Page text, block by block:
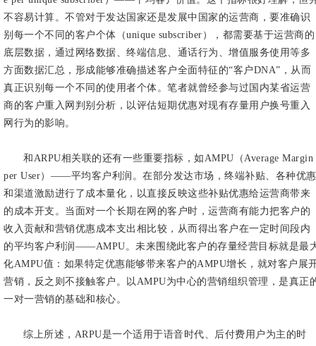
不容易计算。不管对于发达国家还是发展中国家的运营商，要准确识
别每一个不同的客户个体（unique subscriber），都需要基于运营商的
底层数据，通过网络数据、终端信息、通话行为、增值服务使用等多
方面数据汇总，形成能够准确描述客户全面特征的“客户DNA”，从而
真正识别每一个不同的使用者个体。笔者就曾经参与过国内某省运营
商的客户重入网判别分析，以评估短期优惠对现有存量用户换号重入
网行为的影响。
和ARPU相关联的还有一些重要指标，如AMPU（Average Margin
per User）——平均客户利润。在部分发达市场，终端补贴、各种优惠
和渠道激励进行了成本量化，以直接反映这些补贴优惠给运营商带来
的成本开支。当面对一个长期在网的客户时，运营商有能力把客户的
收入贡献和营销优惠成本支出相比较，从而得出客户在一定时间段内
的平均客户利润——AMPU。未来围绕此客户的存量经营目标就是最
化AMPU值：如果特定优惠能够带来客户的AMPU增长，就对客户展
营销，反之则不接触客户。以AMPU为中心的营销组织管理，是真正
一对一营销的基础和核心。
综上所述，ARPU是一个适用于语音时代、后付费用户为主的时